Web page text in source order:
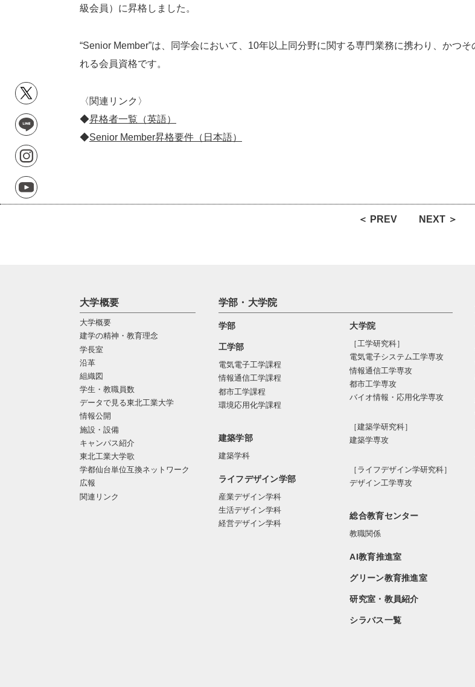
級会員）に昇格しました。
“Senior Member”は、同学会において、10年以上同分野に関する専門業務に携わり、かつ
れる会員資格です。
〈関連リンク〉
◆昇格者一覧（英語）
◆Senior Member昇格要件（日本語）
＜ PREV NEXT ＞
大学概要
大学概要
建学の精神・教育理念
学長室
沿革
組織図
学生・教職員数
データで見る東北工業大学
情報公開
施設・設備
キャンパス紹介
東北工業大学歌
学都仙台単位互換ネットワーク
広報
関連リンク
学部・大学院
学部
工学部
電気電子工学課程
情報通信工学課程
都市工学課程
環境応用化学課程
建築学部
建築学科
ライフデザイン学部
産業デザイン学科
生活デザイン学科
経営デザイン学科
大学院
［工学研究科］
電気電⼦システム⼯学専攻
情報通信⼯学専攻
都市⼯学専攻
バイオ情報・応⽤化学専攻
［建築学研究科］
建築学専攻
［ライフデザイン学研究科］
デザイン工学専攻
総合教育センター
教職関係
AI教育推進室
グリーン教育推進室
研究室・教員紹介
シラバス一覧